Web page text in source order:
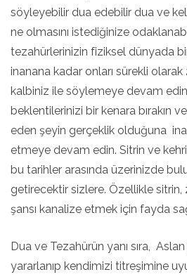
söyleyebilir dua edebilir dua ve
ne olmasını istediğinize
tezahürlerinizin fiziksel dünyada
inanana kadar onları sürekli
kalbiniz ile söylemeye devam
beklentilerinizi bir kenara bırakın
eden şeyin gerçeklik olduğuna
etmeye devam edin. Sitrin ve
bu tarihler arasında üzerinizde
getirecektir sizlere. Özellikle
şansı kanalize etmek için fayda
Dua ve Tezahürün yanı sıra,
yararlanıp kendimizi titreşimine